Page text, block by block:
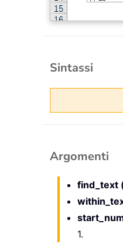
Sintassi
Argomenti
find_text
1.